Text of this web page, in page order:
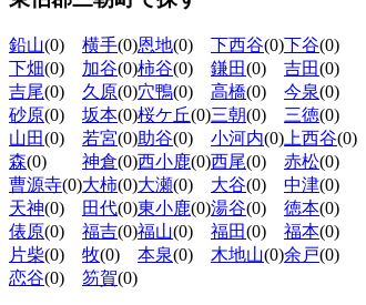
鉛山(0) 横手(0)恩地(0) 下西谷(0)下谷(0)
下畑(0) 加谷(0)柿谷(0) 鎌田(0) 吉田(0)
吉尾(0) 久原(0)穴鴨(0) 高橋(0) 今泉(0)
砂原(0) 坂本(0)桜ケ丘(0)三朝(0) 三徳(0)
山田(0) 若宮(0)助谷(0) 小河内(0) 上西谷(0)
森(0) 神倉(0)西小鹿(0)西尾(0) 赤松(0)
曹源寺(0)大柿(0)大瀬(0) 大谷(0) 中津(0)
天神(0) 田代(0)東小鹿(0)湯谷(0) 徳本(0)
俵原(0) 福吉(0)福山(0) 福田(0) 福本(0)
片柴(0) 牧(0) 本泉(0) 木地山(0)余戸(0)
恋谷(0) 笏賀(0)